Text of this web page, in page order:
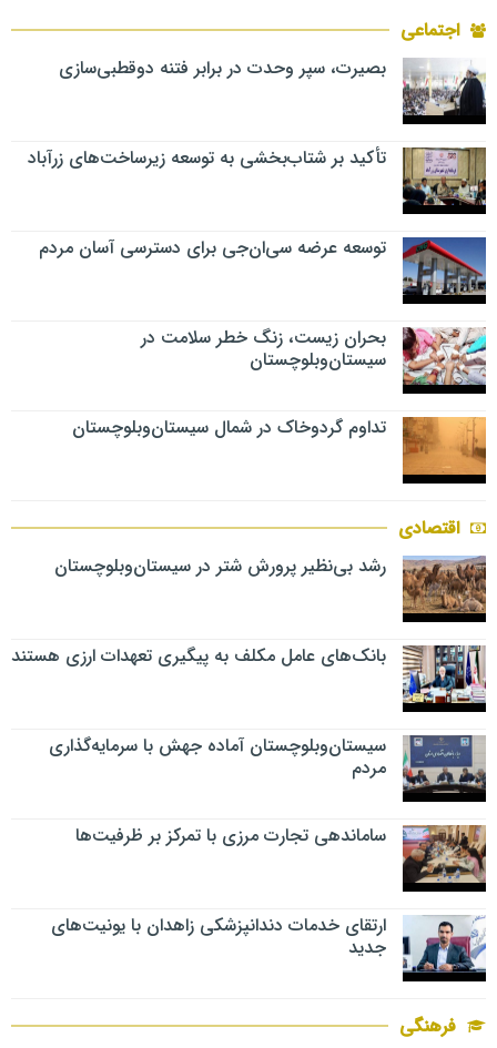
اجتماعی
بصیرت، سپر وحدت در برابر فتنه دوقطبی‌سازی
تأکید بر شتاب‌بخشی به توسعه زیرساخت‌های زرآباد
توسعه عرضه سی‌ان‌جی برای دسترسی آسان مردم
بحران زیست، زنگ خطر سلامت در
سیستان‌وبلوچستان
تداوم گردوخاک در شمال سیستان‌وبلوچستان
اقتصادی
رشد بی‌نظیر پرورش شتر در سیستان‌وبلوچستان
بانک‌های عامل مکلف به پیگیری تعهدات ارزی هستند
سیستان‌وبلوچستان آماده جهش با سرمایه‌گذاری
مردم
ساماندهی تجارت مرزی با تمرکز بر ظرفیت‌ها
ارتقای خدمات دندانپزشکی زاهدان با یونیت‌های
جدید
فرهنگی